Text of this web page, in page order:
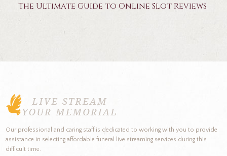
The Ultimate Guide to Online Slot Reviews
Our professional and caring staff is dedicated to working with you to provide
assistance in selecting affordable funeral live streaming services during this
difficult time.